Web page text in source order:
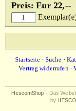
Preis: Eur 22,--
Startseite · Suche ·
Vertrag widerrufen·
HescomShop - Das
by